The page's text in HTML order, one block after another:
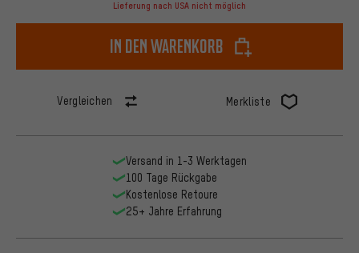
Lieferung nach USA nicht möglich
In den Warenkorb
Vergleichen Merkliste
Versand in 1-3 Werktagen
100 Tage Rückgabe
Kostenlose Retoure
25+ Jahre Erfahrung